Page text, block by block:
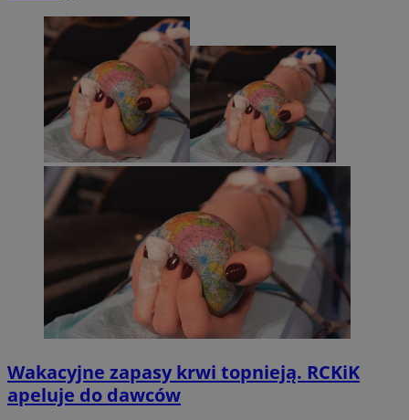
Wakacyjne zapasy krwi topnieją. RCKiK
apeluje do dawców